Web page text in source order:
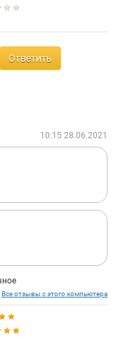
Ответить
10:15 28.06.2021
Все отзывы с этого компьютера